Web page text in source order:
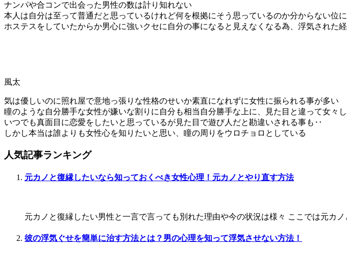
ナンパや合コンで出会った男性の数は計り知れない
本人は自分は至って普通だと思っているけれど何を根拠にそう思っているのか分からない位
ホステスをしていたからか男心に強いクセに自分の事になると見えなくなる為、浮気された
風太
気は優しいのに照れ屋で意地っ張りな性格のせいか素直になれずに女性に振られる事が多い
瞳のような自分勝手な女性が嫌いな割りに自分も相当自分勝手な上に、見た目と違って女々
いつでも真面目に恋愛をしたいと思っているが見た目で遊び人だと勘違いされる事も‥
しかし本当は誰よりも女性心を知りたいと思い、瞳の周りをウロチョロとしている
人気記事ランキング
元カノと復縁したいなら知っておくべき女性心理！元カノとやり直す方法
元カノと復縁したい男性と一言で言っても別れた理由や今の状況は様々 ここでは元カ
彼の浮気ぐせを簡単に治す方法とは？男の心理を知って浮気させない方法！